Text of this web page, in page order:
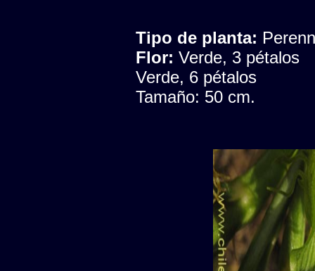
Tipo de planta:
Flor: Verde, 3 pétalos
Verde, 6 pétalos
Tamaño: 50 cm.